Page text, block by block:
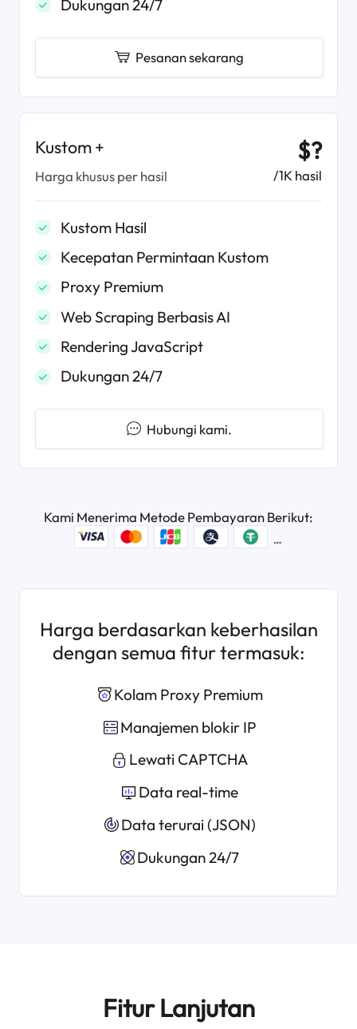
Dukungan 24/7
Pesanan sekarang
Kustom +
Harga khusus per hasil
$?
/1K hasil
Kustom Hasil
Kecepatan Permintaan Kustom
Proxy Premium
Web Scraping Berbasis AI
Rendering JavaScript
Dukungan 24/7
Hubungi kami.
Kami Menerima Metode Pembayaran Berikut:
Harga berdasarkan keberhasilan
dengan semua fitur termasuk:
Kolam Proxy Premium
Manajemen blokir IP
Lewati CAPTCHA
Data real-time
Data terurai (JSON)
Dukungan 24/7
Fitur Lanjutan